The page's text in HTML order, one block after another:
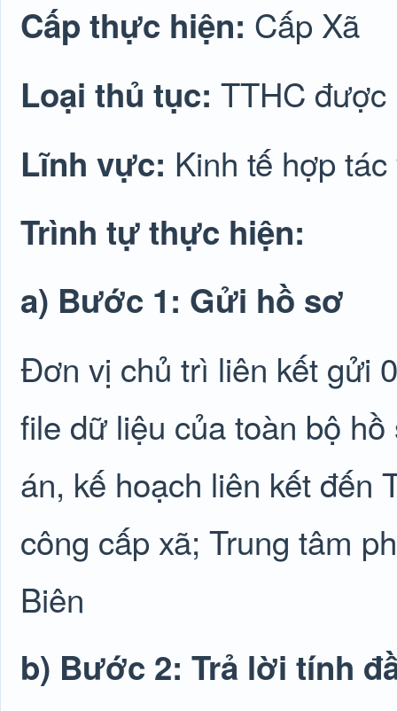
Cấp thực hiện: Cấp Xã
Loại thủ tục: TTHC được
Lĩnh vực: Kinh tế hợp
Trình tự thực hiện:
a) Bước 1: Gửi hồ sơ
Đơn vị chủ trì liên kết gửi
file dữ liệu của toàn bộ
án, kế hoạch liên kết đến
công cấp xã; Trung tâm
Biên
b) Bước 2: Trả lời tính